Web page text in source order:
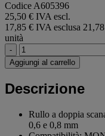
Codice A605396
25,50 € IVA escl.
17,85 € IVA esclusa
unità
-
Aggiungi al carrello
Descrizione
Rullo a doppia
0,6 e 0,8 mm